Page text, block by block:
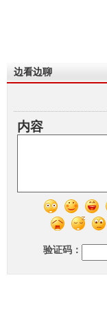
边看边聊
内容
验证码：